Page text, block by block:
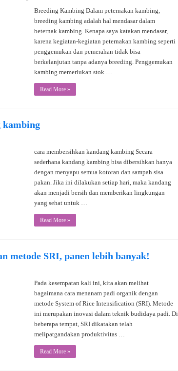
Breeding Kambing Dalam peternakan kambing,
breeding kambing adalah hal mendasar dalam
beternak kambing. Kenapa saya katakan mendasar,
karena kegiatan-kegiatan peternakan kambing seperti
penggemukan dan pemerahan tidak bisa
berkelanjutan tanpa adanya breeding. Penggemukan
kambing memerlukan stok …
Read More »
kambing
cara membersihkan kandang kambing Secara
sederhana kandang kambing bisa dibersihkan hanya
dengan menyapu semua kotoran dan sampah sisa
pakan. Jika ini dilakukan setiap hari, maka kandang
akan menjadi bersih dan memberikan lingkungan
yang sehat untuk …
Read More »
metode SRI, panen lebih banyak!
Pada kesempatan kali ini, kita akan melihat
bagaimana cara menanam padi organik dengan
metode System of Rice Intensification (SRI). Metode
ini merupakan inovasi dalam teknik budidaya padi. Di
beberapa tempat, SRI dikatakan telah
melipatgandakan produktivitas …
Read More »